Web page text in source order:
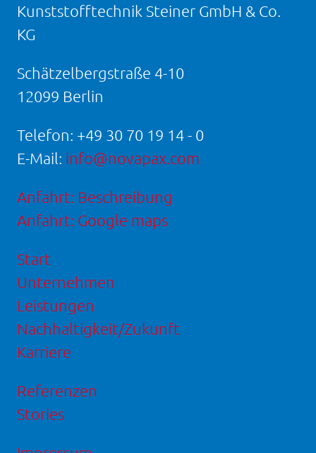
Kunststofftechnik Steiner GmbH & Co.
KG
Schätzelbergstraße 4-10
12099 Berlin
Telefon: +49 30 70 19 14 - 0
E-Mail: info@novapax.com
Anfahrt: Beschreibung
Anfahrt: Google maps
Start
Unternehmen
Leistungen
Nachhaltigkeit/Zukunft
Karriere
Referenzen
Stories